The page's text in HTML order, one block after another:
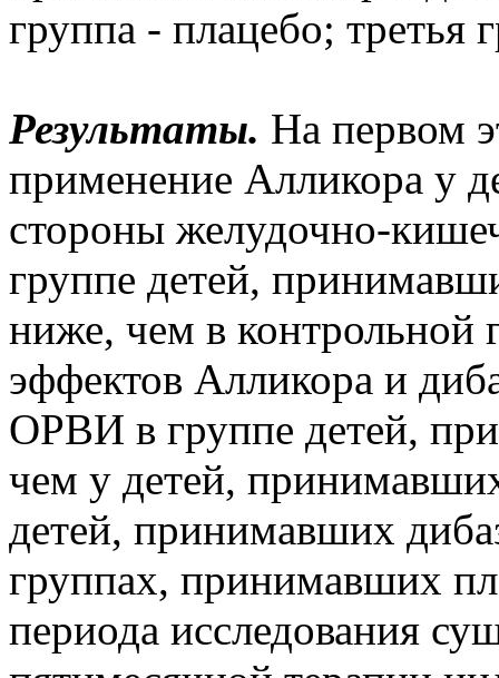
группа - плацебо; третья
Результаты. На первом
применение Алликора у
стороны желудочно-
группе детей,
ниже, чем в контрольной
эффектов Алликора и
ОРВИ в группе детей,
чем у детей,
детей, принимавших
группах, принимавших
периода исследования